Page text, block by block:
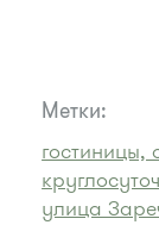
Метки:
гостиницы,
улица